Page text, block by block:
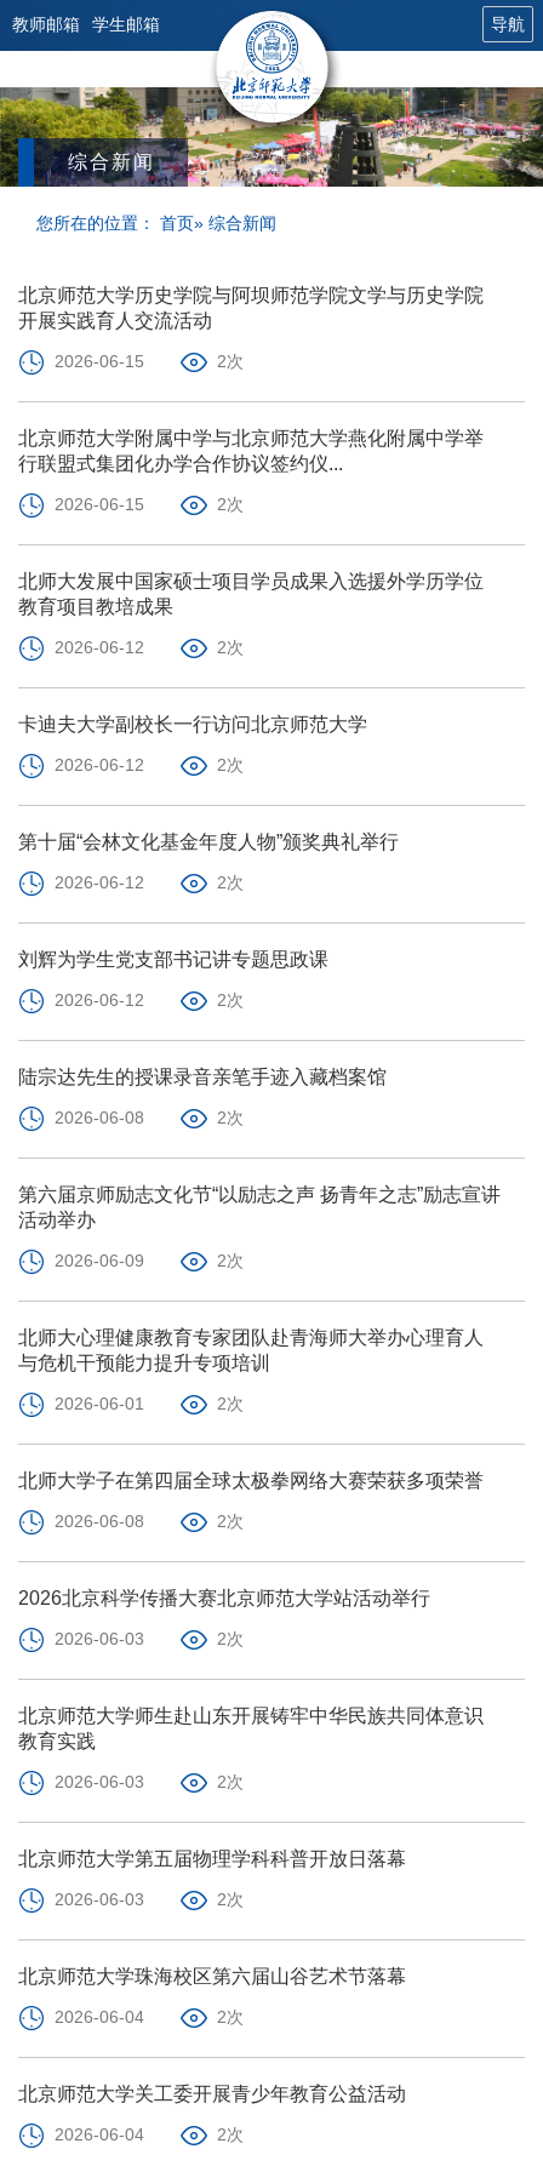
教师邮箱 学生邮箱 导航
综合新闻
您所在的位置： 首页» 综合新闻
北京师范大学历史学院与阿坝师范学院文学与历史学院
开展实践育人交流活动
2026-06-15 2次
北京师范大学附属中学与北京师范大学燕化附属中学举
行联盟式集团化办学合作协议签约仪...
2026-06-15 2次
北师大发展中国家硕士项目学员成果入选援外学历学位
教育项目教培成果
2026-06-12 2次
卡迪夫大学副校长一行访问北京师范大学
2026-06-12 2次
第十届“会林文化基金年度人物”颁奖典礼举行
2026-06-12 2次
刘辉为学生党支部书记讲专题思政课
2026-06-12 2次
陆宗达先生的授课录音亲笔手迹入藏档案馆
2026-06-08 2次
第六届京师励志文化节“以励志之声 扬青年之志”励志宣讲
活动举办
2026-06-09 2次
北师大心理健康教育专家团队赴青海师大举办心理育人
与危机干预能力提升专项培训
2026-06-01 2次
北师大学子在第四届全球太极拳网络大赛荣获多项荣誉
2026-06-08 2次
2026北京科学传播大赛北京师范大学站活动举行
2026-06-03 2次
北京师范大学师生赴山东开展铸牢中华民族共同体意识
教育实践
2026-06-03 2次
北京师范大学第五届物理学科科普开放日落幕
2026-06-03 2次
北京师范大学珠海校区第六届山谷艺术节落幕
2026-06-04 2次
北京师范大学关工委开展青少年教育公益活动
2026-06-04 2次